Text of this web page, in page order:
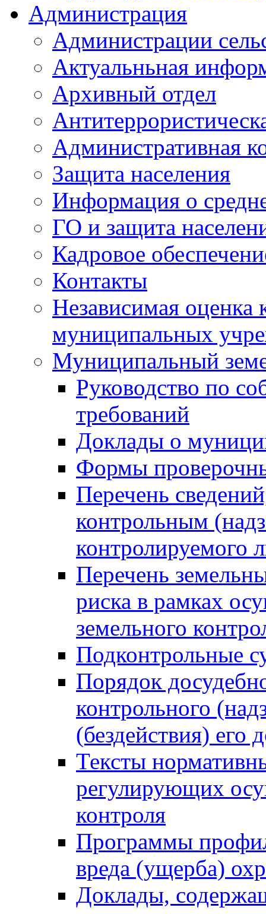
Администрация
Администрации
Актуальньная
Архивный отдел
Административная
Защита населения
Информация о
ГО и защита
Кадровое
Контакты
Независимая оценка
муниципальных
Муниципальный
Руководство по
требований
Доклады о
Формы
Перечень
контрольным
контролируемого
Перечень
риска в рамках
земельного
Подконтрольные
Порядок
контрольного
(бездействия)
Тексты
регулирующих
контроля
Программы
вреда (ущерба)
Доклады,